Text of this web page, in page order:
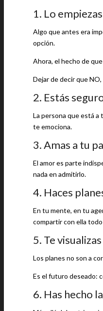
1. Lo
Algo que antes era
opción.
Ahora, el hecho de
Dejar de decir que
2. Estás
La persona que está a
te emociona.
3. Amas a tu
El amor es parte
nada en admitirlo.
4. Haces
En tu mente, en tu
compartir con ella
5. Te
Los planes no son a
Es el futuro deseado:
6. Has hecho